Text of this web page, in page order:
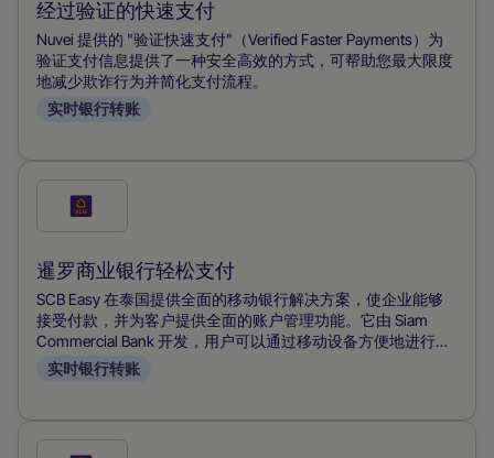
付
款
方
式
经过验证的快速支付
Nuvei 提供的 "验证快速支付"（Verified Faster Payments）为
验证支付信息提供了一种安全高效的方式，可帮助您最大限度
地减少欺诈行为并简化支付流程。
实时银行转账
选
此
付
款
方
式
暹罗商业银行轻松支付
SCB Easy 在泰国提供全面的移动银行解决方案，使企业能够
接受付款，并为客户提供全面的账户管理功能。它由 Siam
Commercial Bank 开发，用户可以通过移动设备方便地进行支
付、转账和账户管理，从而简化商家和消费者的金融交易。
实时银行转账